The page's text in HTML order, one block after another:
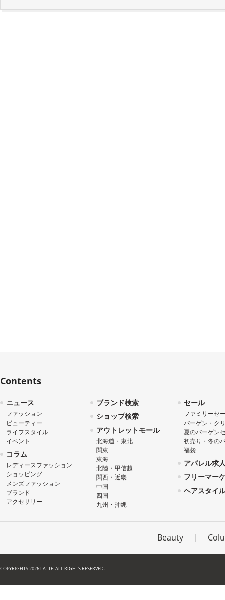
Contents
ニュース
ファッション
ビューティー
ライフスタイル
イベント
コラム
レディースファッション
ショッピング
メンズファッション
ブランド
アクセサリー
ブランド検索
ショップ検索
アウトレットモール
北海道・東北
関東
東海
北陸・甲信越
関西・近畿
中国
四国
九州・沖縄
セール
ファミリーセ
バーゲン・ク
夏のバーゲン
初売り・冬の
福袋
アパレル求
フリーマー
ヘアスタイ
Beauty
COPYRIGHTS 2026 LATTE. ALL RIGHTS RESERVED.